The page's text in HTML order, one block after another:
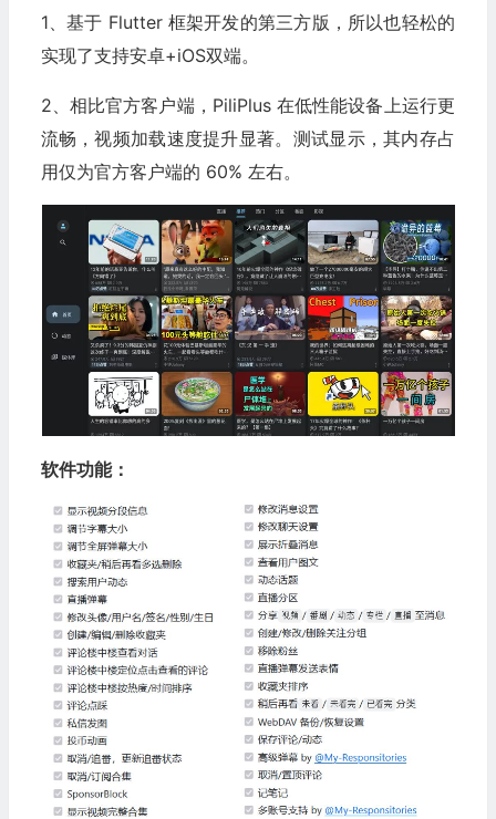
1、基于 Flutter 框架开发的第三方版，所以也轻松的
实现了支持安卓+iOS双端。
2、相比官方客户端，PiliPlus 在低性能设备上运行更
流畅，视频加载速度提升显著。测试显示，其内存占
用仅为官方客户端的 60% 左右。
软件功能：